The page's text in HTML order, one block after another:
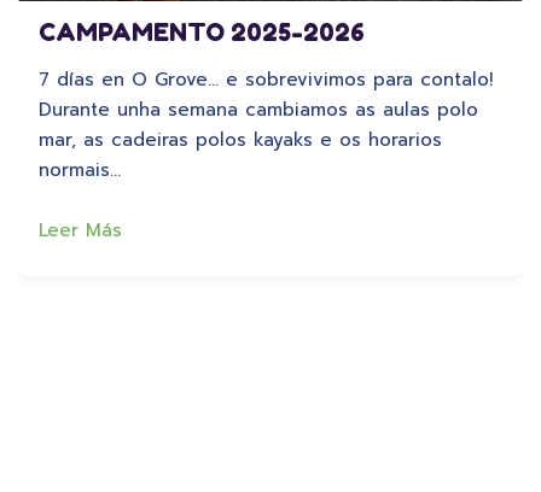
CAMPAMENTO 2025-2026
7 días en O Grove… e sobrevivimos para contalo!
Durante unha semana cambiamos as aulas polo
mar, as cadeiras polos kayaks e os horarios
normais…
Leer Más